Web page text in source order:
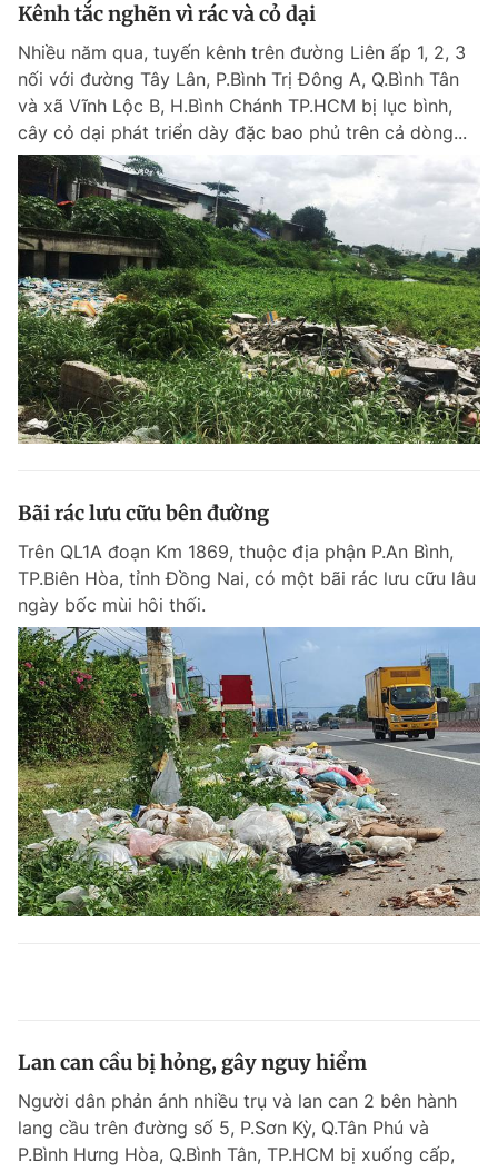
Kênh tắc nghẽn vì rác và cỏ dại
Nhiều năm qua, tuyến kênh trên đường Liên ấp 1, 2, 3
nối với đường Tây Lân, P.Bình Trị Đông A, Q.Bình Tân
và xã Vĩnh Lộc B, H.Bình Chánh TP.HCM bị lục bình,
cây cỏ dại phát triển dày đặc bao phủ trên cả dòng...
Bãi rác lưu cữu bên đường
Trên QL1A đoạn Km 1869, thuộc địa phận P.An Bình,
TP.Biên Hòa, tỉnh Đồng Nai, có một bãi rác lưu cữu lâu
ngày bốc mùi hôi thối.
Lan can cầu bị hỏng, gây nguy hiểm
Người dân phản ánh nhiều trụ và lan can 2 bên hành
lang cầu trên đường số 5, P.Sơn Kỳ, Q.Tân Phú và
P.Bình Hưng Hòa, Q.Bình Tân, TP.HCM bị xuống cấp,